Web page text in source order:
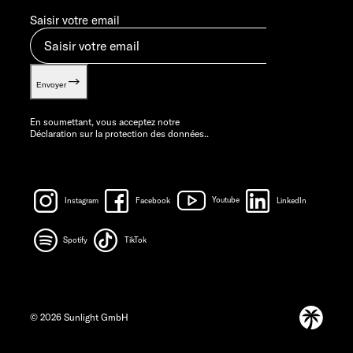
Saisir votre email
Envoyer
En soumettant, vous acceptez notre
Déclaration sur la protection des données..
Instagram Facebook Youtube LinkedIn
Spotify TikTok
© 2026 Sunlight GmbH